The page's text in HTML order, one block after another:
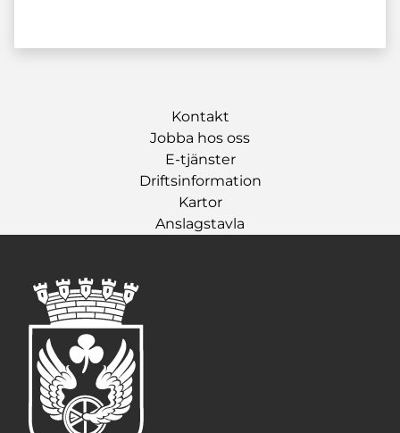
Kontakt
Jobba hos oss
E-tjänster
Driftsinformation
Kartor
Anslagstavla